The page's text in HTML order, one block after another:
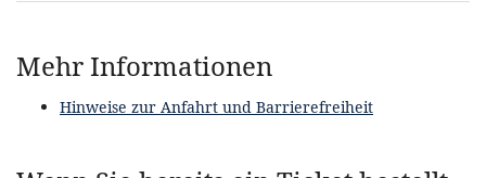
Mehr Informationen
Hinweise zur Anfahrt und Barrierefreiheit